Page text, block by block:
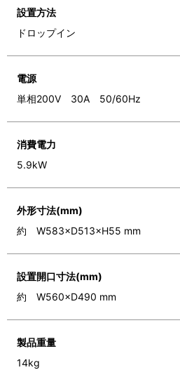
設置方法
ドロップイン
電源
単相200V 30A 50/60Hz
消費電力
5.9kW
外形寸法(mm)
約 W583×D513×H55 mm
設置開口寸法(mm)
約 W560×D490 mm
製品重量
14kg